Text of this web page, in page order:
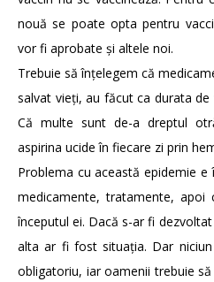
nouă se poate opta pentru
vor fi aprobate și altele noi.
Trebuie să înțelegem că
salvat vieți, au făcut ca durata
Că multe sunt de-a dreptul
aspirina ucide în fiecare zi prin
Problema cu această epidemie
medicamente, tratamente,
începutul ei. Dacă s-ar fi
alta ar fi fost situația. Dar
obligatoriu, iar oamenii trebuie